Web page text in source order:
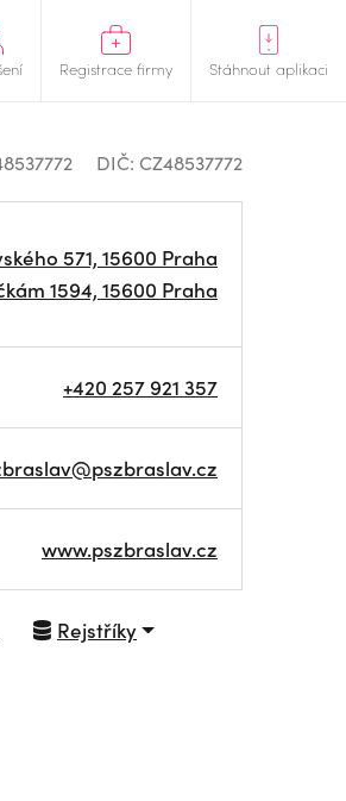
Registrace firmy Stáhnout aplikaci
DIČ: CZ48537772
571, 15600 Praha
1594, 15600 Praha
+420 257 921 357
www.pszbraslav.cz
Rejstříky